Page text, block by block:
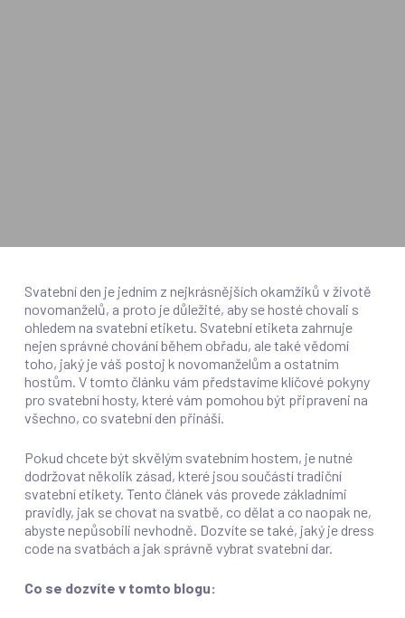
Svatební den je jedním z nejkrásnějších okamžiků v životě
novomanželů, a proto je důležité, aby se hosté chovali s
ohledem na svatební etiketu. Svatební etiketa zahrnuje
nejen správné chování během obřadu, ale také vědomí
toho, jaký je váš postoj k novomanželům a ostatním
hostům. V tomto článku vám představíme klíčové pokyny
pro svatební hosty, které vám pomohou být připraveni na
všechno, co svatební den přináší.
Pokud chcete být skvělým svatebním hostem, je nutné
dodržovat několik zásad, které jsou součástí tradiční
svatební etikety. Tento článek vás provede základními
pravidly, jak se chovat na svatbě, co dělat a co naopak ne,
abyste nepůsobili nevhodně. Dozvíte se také, jaký je dress
code na svatbách a jak správně vybrat svatební dar.
Co se dozvíte v tomto blogu: